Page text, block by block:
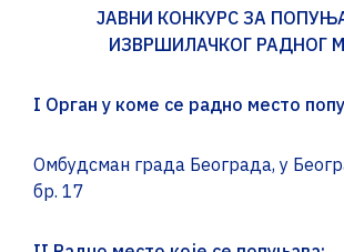
ЈАВНИ КОНКУРС ЗА
ИЗВРШИЛАЧКОГ РАДНОГ
I Орган у коме се радно место
Омбудсман града Београда, у
бр. 17